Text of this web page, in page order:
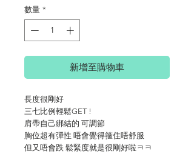
數量 *
新增至購物車
長度很剛好
三七比例輕鬆GET !
肩帶自己綁結的 可調節
胸位超有彈性 唔會覺得箍住唔舒服
但又唔會跌 鬆緊度就是很剛好啦ㅋㅋ